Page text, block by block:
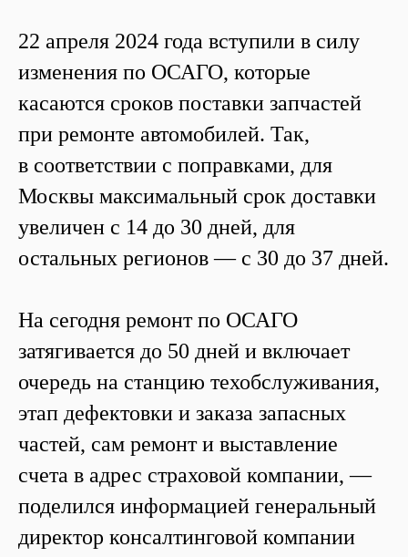
22 апреля 2024 года вступили в силу
изменения по ОСАГО, которые
касаются сроков поставки запчастей
при ремонте автомобилей. Так,
в соответствии с поправками, для
Москвы максимальный срок доставки
увеличен с 14 до 30 дней, для
остальных регионов — с 30 до 37 дней.
На сегодня ремонт по ОСАГО
затягивается до 50 дней и включает
очередь на станцию техобслуживания,
этап дефектовки и заказа запасных
частей, сам ремонт и выставление
счета в адрес страховой компании, —
поделился информацией генеральный
директор консалтинговой компании